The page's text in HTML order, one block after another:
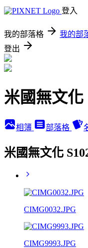
登入
我的部落格 我的部
登出
米國無文化
相簿 部落格
米國無文化
CIMG0032.JPG
CIMG9993.JPG